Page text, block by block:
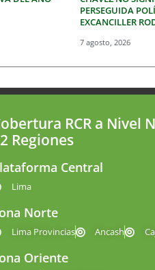
PERSEGUIDA
EXCANCILLER
7 agosto, 2026
RCR a Nivel
Regiones
Central
Lima
Norte
Lima Provincias Ancash
Oriente